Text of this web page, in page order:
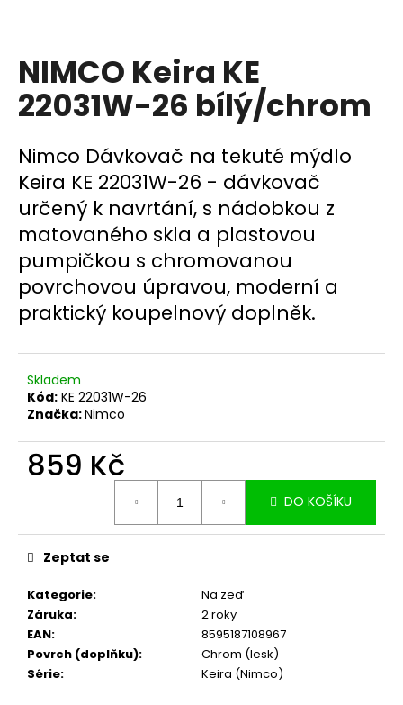
NIMCO Keira KE
22031W-26 bílý/chrom
Nimco Dávkovač na tekuté mýdlo
Keira KE 22031W-26 - dávkovač
určený k navrtání, s nádobkou z
matovaného skla a plastovou
pumpičkou s chromovanou
povrchovou úpravou, moderní a
praktický koupelnový doplněk.
Skladem
Kód: KE 22031W-26
Značka:Nimco
859 Kč
DO KOŠÍKU
Kategorie:
Na zeď
Záruka:
2 roky
EAN:
8595187108967
Povrch (doplňku):
Chrom (lesk)
Série: Keira (Nimco)
Zeptat se
í
t
?
HLEDAT
D
o
p
o
u
č
u
j